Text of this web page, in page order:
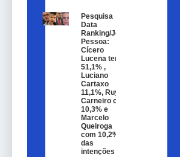
Pesquisa
Data
Ranking/João
Pessoa:
Cícero
Lucena tem
51,1% ,
Luciano
Cartaxo
11,1%, Ruy
Carneiro com
10,3% e
Marcelo
Queiroga
com 10,2%
das
intenções de